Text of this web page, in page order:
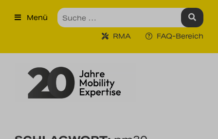
×
Robuste Industrie-Tablet PCs
Ruggedized Industrie
Handhelds
Menü
RMA FAQ-Bereich